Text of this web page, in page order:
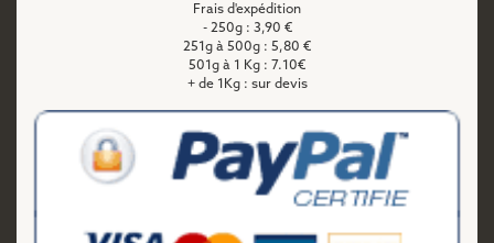
Frais d'expédition
- 250g : 3,90 €
251g à 500g : 5,80 €
501g à 1 Kg : 7.10€
+ de 1Kg : sur devis